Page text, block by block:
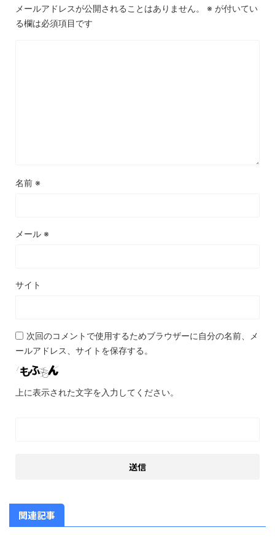
メールアドレスが公開されることはありません。 ※ が付いてい
る欄は必須項目です
名前 ※
メール ※
サイト
次回のコメントで使用するためブラウザーに自分の名前、メ
ールアドレス、サイトを保存する。
上に表示された文字を入力してください。
関連記事